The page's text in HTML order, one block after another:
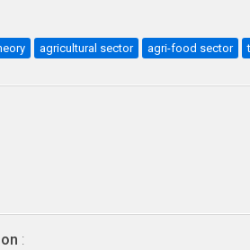
agricultural sector agri-food sector
: